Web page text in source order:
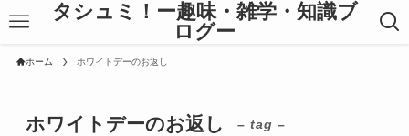
タシュミ！ー趣味・雑学・知識ブ
ログー
ホーム ホワイトデーのお返し
ホワイトデーのお返し – tag –